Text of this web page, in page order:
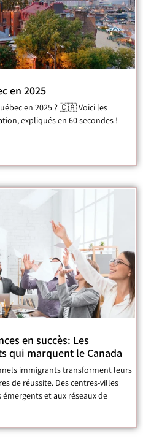
en 2025
en 2025 ? 🇨🇦 Voici les
expliqués en 60 secondes !
en succès: Les
qui marquent le Canada
immigrants transforment leurs
de réussite. Des centres-villes
et aux réseaux de